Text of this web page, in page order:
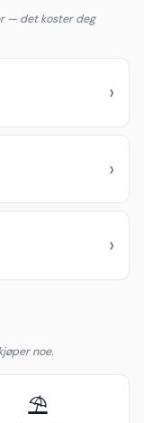
— det koster deg
›
›
›
noe.
⛱️